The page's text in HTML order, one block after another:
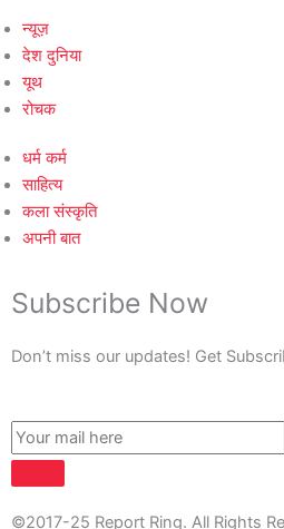
न्यूज़
देश दुनिया
यूथ
रोचक
धर्म कर्म
साहित्य
कला संस्कृति
अपनी बात
Subscribe Now
Don’t miss our updates! Get
©2017-25 Report Ring. All Rights